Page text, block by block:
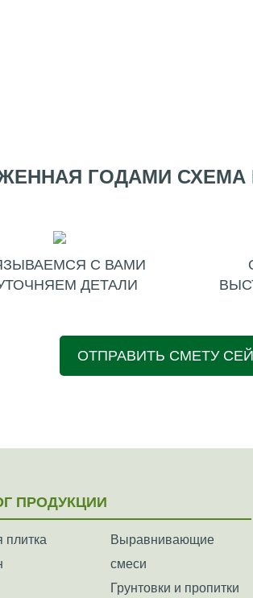
ГОДАМИ
С ВАМИ
ДЕТАЛИ
ОТПРАВИТЬ СМЕТУ
ПРОДУКЦИИ
плитка
Выравнивающие
смеси
Грунтовки и пропитки